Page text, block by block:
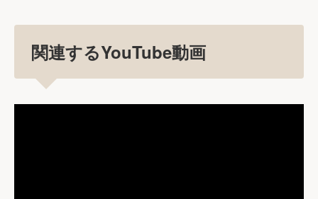
関連するYouTube動画